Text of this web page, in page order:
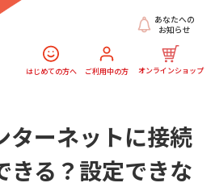
はじめての方へ ご利用中の方 オンラインショップ
あなたへの
お知らせ
ターネットに接続
きる？ 設定できな